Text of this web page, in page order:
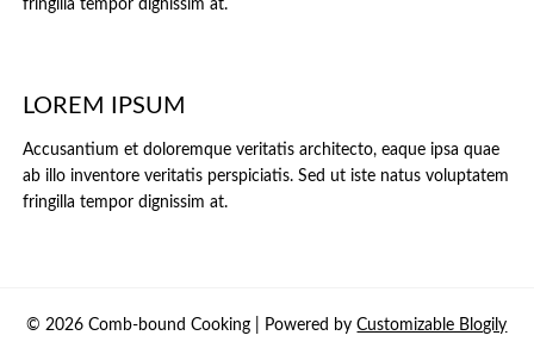
fringilla tempor dignissim at.
LOREM IPSUM
Accusantium et doloremque veritatis architecto, eaque ipsa quae
ab illo inventore veritatis perspiciatis. Sed ut iste natus voluptatem
fringilla tempor dignissim at.
© 2026 Comb-bound Cooking | Powered byCustomizable Blogily